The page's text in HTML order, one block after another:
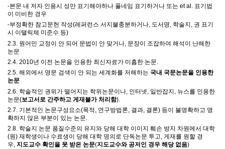
-본문 내 저자 인용시 성만 표기해야하나 풀네임 표기하거나 또는 et al. 표기법
이 미비한 경우
-부정확한 참고문헌 작성(레퍼런스 서지불충분하거나, 도서명, 학술지 , 권 표기
시 이탤릭체 미준수 등)
2.3. 원어민 교정이 안 되어 문법이 안 맞거나 문장이 조잡하여 해석이 난해한
논문
2.4. 2010년 이전 논문을 인용한 최신자료가 미흡한 논문.
2.5. 해외에서 영문 검색이 안 되는 세계화를 저해하는 국내 국문논문을 인용한
논문
2.6. 학술적인 권위가 떨어지는 학위논문이나 인터넷 일반잡지 뉴스를 인용한
논문(보고서로 간주하고 게재불가 처리함).
2.7. 기본적인 논문구성요소(목적, 연구방법론, 결과, 결론) 등이 불명확하고 명
확하지 않은 부분이 있는 논문.
2.8. 학술지 논문 품질수준의 유지와 당해 대학 이미지 훼손 방지 차원에서 대학
(원) 재학생이나 수료생이 당해 대학 명의로 단독논문 투고, 게재를 원할 경
우, 지도교수 확인을 못 받은 논문(지도교수와 공저인 경우 해당 없음)